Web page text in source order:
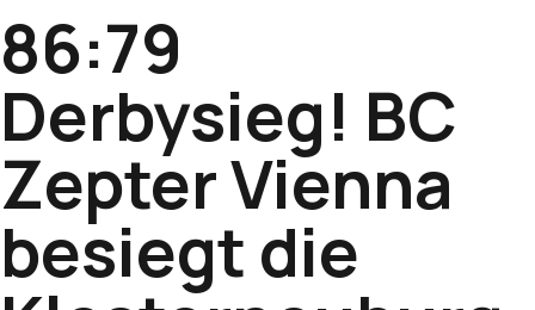
86:79
Derbysieg! BC
Zepter Vienna
besiegt die